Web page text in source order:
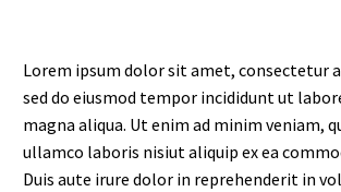
Lorem ipsum dolor sit amet, consectetur
sed do eiusmod tempor incididunt ut
magna aliqua. Ut enim ad minim veniam,
ullamco laboris nisiut aliquip ex ea
Duis aute irure dolor in reprehenderit in